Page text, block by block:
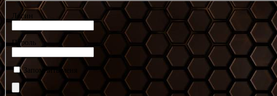
Логин
Пароль
Запомнить меня